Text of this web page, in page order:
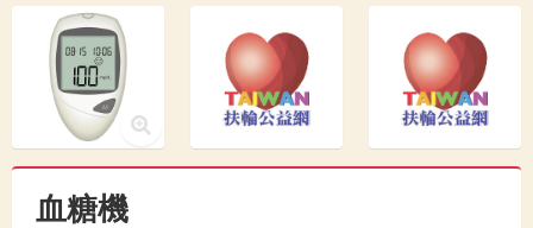
血糖機